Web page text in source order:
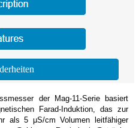
der Mag-11-Serie basiert
Farad-Induktion, das zur
als 5 μS/cm Volumen leitfähiger